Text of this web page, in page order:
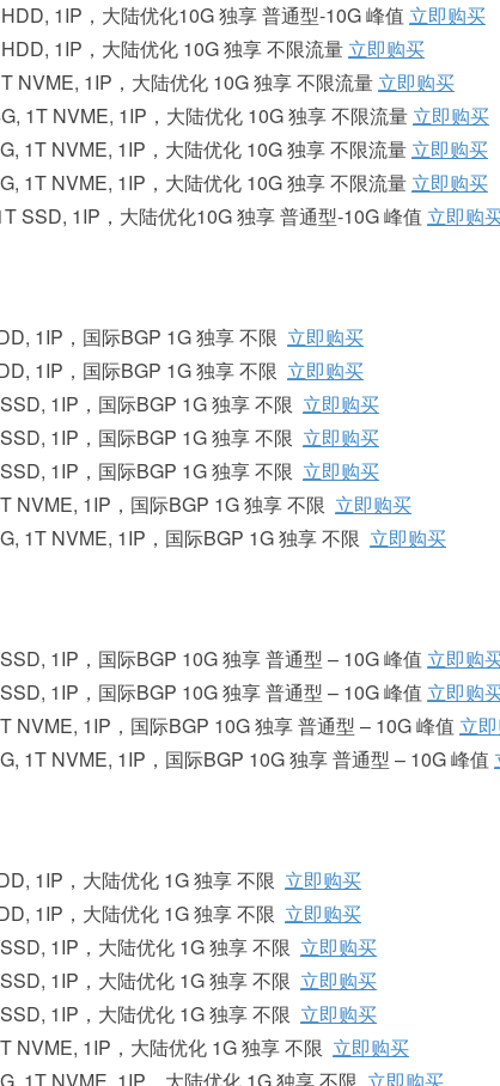
1IP，大陆优化10G 独享 普通型-10G 峰值 立即购买
1IP，大陆优化 10G 独享 不限流量 立即购买
NVME, 1IP，大陆优化 10G 独享 不限流量 立即购买
1T NVME, 1IP，大陆优化 10G 独享 不限流量 立即购买
1T NVME, 1IP，大陆优化 10G 独享 不限流量 立即购买
1T NVME, 1IP，大陆优化 10G 独享 不限流量 立即购买
SSD, 1IP，大陆优化10G 独享 普通型-10G 峰值 立即购
1IP，国际BGP 1G 独享 不限 立即购买
1IP，国际BGP 1G 独享 不限 立即购买
1IP，国际BGP 1G 独享 不限 立即购买
1IP，国际BGP 1G 独享 不限 立即购买
1IP，国际BGP 1G 独享 不限 立即购买
NVME, 1IP，国际BGP 1G 独享 不限 立即购买
1T NVME, 1IP，国际BGP 1G 独享 不限 立即购买
1IP，国际BGP 10G 独享 普通型 – 10G 峰值 立即购
1IP，国际BGP 10G 独享 普通型 – 10G 峰值 立即购
NVME, 1IP，国际BGP 10G 独享 普通型 – 10G 峰值 立
1T NVME, 1IP，国际BGP 10G 独享 普通型 – 10G 峰值
1IP，大陆优化 1G 独享 不限 立即购买
1IP，大陆优化 1G 独享 不限 立即购买
1IP，大陆优化 1G 独享 不限 立即购买
1IP，大陆优化 1G 独享 不限 立即购买
1IP，大陆优化 1G 独享 不限 立即购买
NVME, 1IP，大陆优化 1G 独享 不限 立即购买